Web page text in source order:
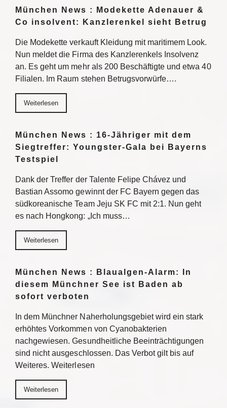
München News : Modekette Adenauer &
Co insolvent: Kanzlerenkel sieht Betrug
Die Modekette verkauft Kleidung mit maritimem Look.
Nun meldet die Firma des Kanzlerenkels Insolvenz
an. Es geht um mehr als 200 Beschäftigte und etwa 40
Filialen. Im Raum stehen Betrugsvorwürfe….
Weiterlesen
München News : 16-Jähriger mit dem
Siegtreffer: Youngster-Gala bei Bayerns
Testspiel
Dank der Treffer der Talente Felipe Chávez und
Bastian Assomo gewinnt der FC Bayern gegen das
südkoreanische Team Jeju SK FC mit 2:1. Nun geht
es nach Hongkong: „Ich muss…
Weiterlesen
München News : Blaualgen-Alarm: In
diesem Münchner See ist Baden ab
sofort verboten
In dem Münchner Naherholungsgebiet wird ein stark
erhöhtes Vorkommen von Cyanobakterien
nachgewiesen. Gesundheitliche Beeinträchtigungen
sind nicht ausgeschlossen. Das Verbot gilt bis auf
Weiteres. Weiterlesen
Weiterlesen